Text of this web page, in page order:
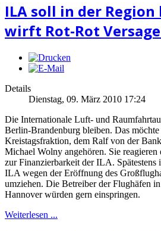
ILA soll in der Region
wirft Rot-Rot
Details
Dienstag, 09. März 2010 17:24
Die Internationale Luft- und
Berlin-Brandenburg bleiben. Das
Kreistagsfraktion, dem Ralf von der
Michael Wolny angehören. Sie
zur Finanzierbarkeit der ILA. Spätestens
ILA wegen der Eröffnung des
umziehen. Die Betreiber der Flughäfen
Hannover würden gern einspringen.
Weiterlesen ...